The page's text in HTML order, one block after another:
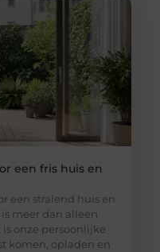
een fris huis en
een stralend huis en
meer dan alleen
onze persoonlijke
komen, opladen en